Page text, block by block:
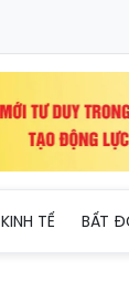
KINH TẾ BẤT